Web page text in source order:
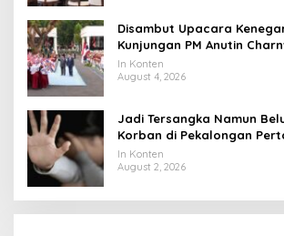
Disambut Upacara
Kunjungan PM Anutin
Hubungan Indonesia-
In Konten
August 4, 2026
Jadi Tersangka Namun
Korban di Pekalongan
Keseriusan Polisi Tangani
Sampai Anaknya Hamil
In Konten
August 2, 2026